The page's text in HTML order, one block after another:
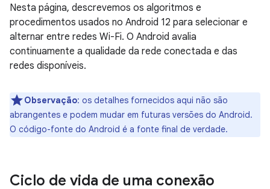
Nesta página, descrevemos os algoritmos e
procedimentos usados no Android 12 para selecionar e
alternar entre redes Wi-Fi. O Android avalia
continuamente a qualidade da rede conectada e das
redes disponíveis.
Observação: os detalhes fornecidos aqui não são
abrangentes e podem mudar em futuras versões do Android.
O código-fonte do Android é a fonte final de verdade.
Ciclo de vida de uma conexão